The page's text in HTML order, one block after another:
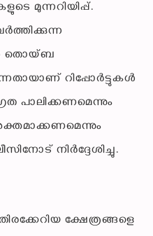
മുന്നറിയിപ്പ്.
തൊയ്ബ
റിപ്പോർട്ടുകൾ
പാലിക്കണമെന്നും
നിർദ്ദേശിച്ചു.
ക്ഷേത്രങ്ങളെ